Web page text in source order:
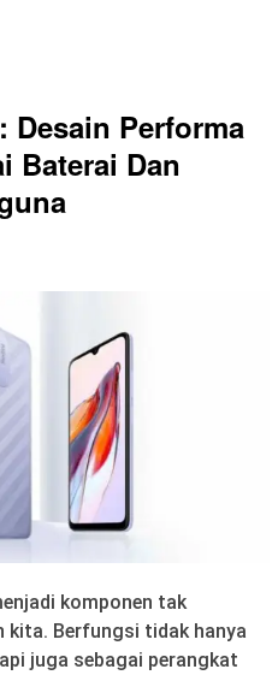
Desain Performa
Baterai Dan
komponen tak
kita. Berfungsi tidak hanya
juga sebagai perangkat